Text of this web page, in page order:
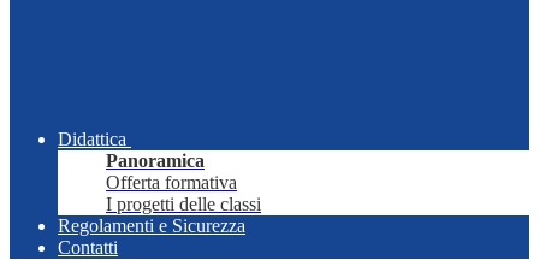
Didattica
Panoramica
Offerta formativa
I progetti delle classi
Regolamenti e Sicurezza
Contatti